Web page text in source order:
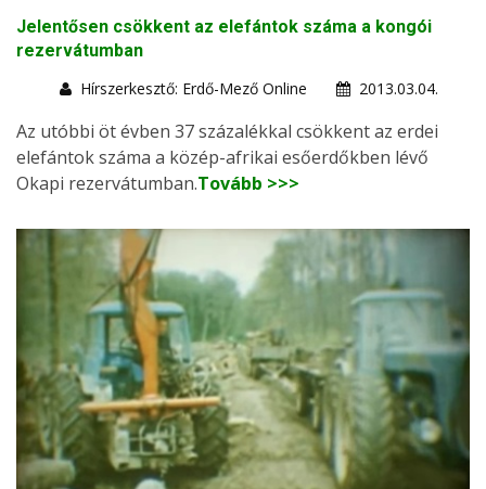
Jelentősen csökkent az elefántok száma a kongói
rezervátumban
Hírszerkesztő: Erdő-Mező Online
2013.03.04.
Az utóbbi öt évben 37 százalékkal csökkent az erdei
elefántok száma a közép-afrikai esőerdőkben lévő
Okapi rezervátumban.Tovább >>>